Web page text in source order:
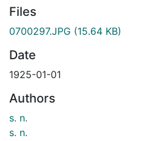
Files
0700297.JPG (15.64 KB)
Date
1925-01-01
Authors
s. n.
s. n.